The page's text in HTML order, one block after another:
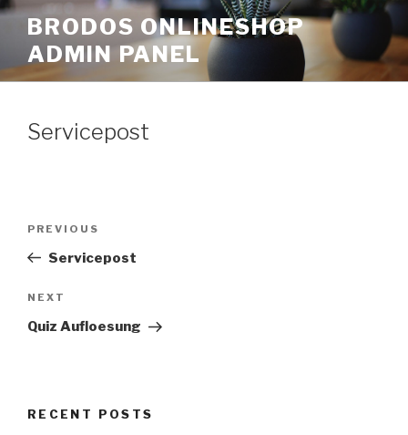
Skip
content
BRODOS ONLINESHOP
ADMIN PANEL
Servicepost
Previous
Post
PREVIOUS
Servicepost
Next
Post
NEXT
Quiz Aufloesung
RECENT POSTS